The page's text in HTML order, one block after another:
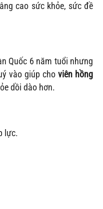
cao sức khỏe, sức đề
Quốc 6 năm tuổi nhưng
vào giúp cho viên hồng
dồi dào hơn.
lực.